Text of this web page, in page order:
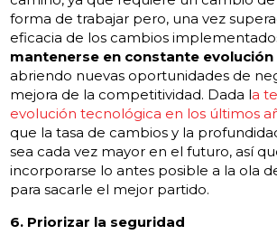
forma de trabajar pero, una vez
eficacia de los cambios
mantenerse en constante evolución
abriendo nuevas oportunidades de
mejora de la competitividad. Dada la
evolución tecnológica en los últimos
que la tasa de cambios y la
sea cada vez mayor en el futuro, así
incorporarse lo antes posible a la ola
para sacarle el mejor partido.
6. Priorizar la seguridad